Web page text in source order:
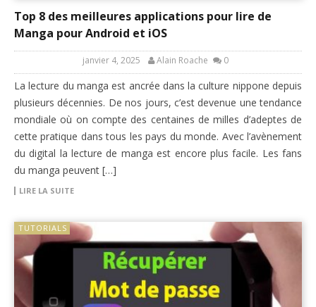
Top 8 des meilleures applications pour lire de
Manga pour Android et iOS
janvier 4, 2025 Alain Roache 0
La lecture du manga est ancrée dans la culture nippone depuis
plusieurs décennies. De nos jours, c’est devenue une tendance
mondiale où on compte des centaines de milles d’adeptes de
cette pratique dans tous les pays du monde. Avec l’avènement
du digital la lecture de manga est encore plus facile. Les fans
du manga peuvent […]
LIRE LA SUITE
TUTORIALS